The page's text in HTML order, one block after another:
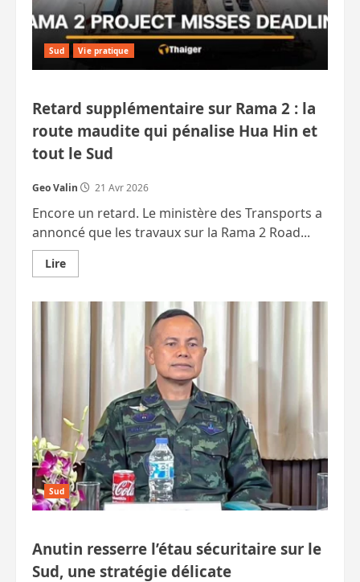
Sud Vie pratique
Retard supplémentaire sur Rama 2 : la
route maudite qui pénalise Hua Hin et
tout le Sud
Geo Valin 21 Avr 2026
Encore un retard. Le ministère des Transports a
annoncé que les travaux sur la Rama 2 Road...
LireEn
savoir
Retard
Rama
route
maudite
pénalise
Hua
Hin
et
tout
le
Sud
Sud
Anutin resserre l’étau sécuritaire sur le
Sud, une stratégie délicate